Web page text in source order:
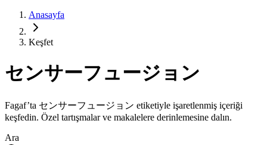
Anasayfa
Keşfet
センサーフュージョン
Fagaf’ta センサーフュージョン etiketiyle işaretlenmiş içeriği
keşfedin. Özel tartışmalar ve makalelere derinlemesine dalın.
Ara